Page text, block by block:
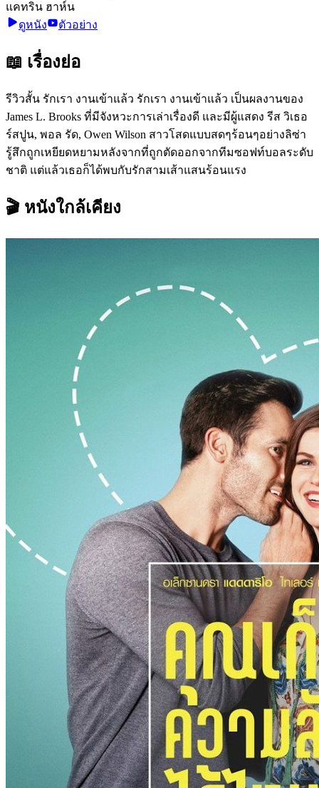
แคทริน ฮาห์น
ดูหนัง
ตัวอย่าง
📖 เรื่องย่อ
รีวิวสั้น รักเรา งานเข้าแล้ว รักเรา งานเข้าแล้ว เป็นผลงานของ
James L. Brooks ที่มีจังหวะการเล่าเรื่องดี และมีผู้แสดง รีส วิเธอ
ร์สปูน, พอล รัด, Owen Wilson สาวโสดแบบสดๆร้อนๆอย่างลิซ่า
รู้สึกถูกเหยียดหยามหลังจากที่ถูกตัดออกจากทีมซอฟท์บอลระดับ
ชาติ แต่แล้วเธอก็ได้พบกับรักสามเส้าแสนร้อนแรง
🎬 หนังใกล้เคียง